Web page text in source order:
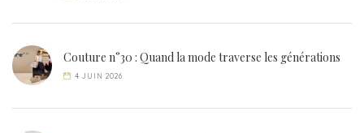
Couture n°30 : Quand la mode traverse les générations
4 JUIN 2026